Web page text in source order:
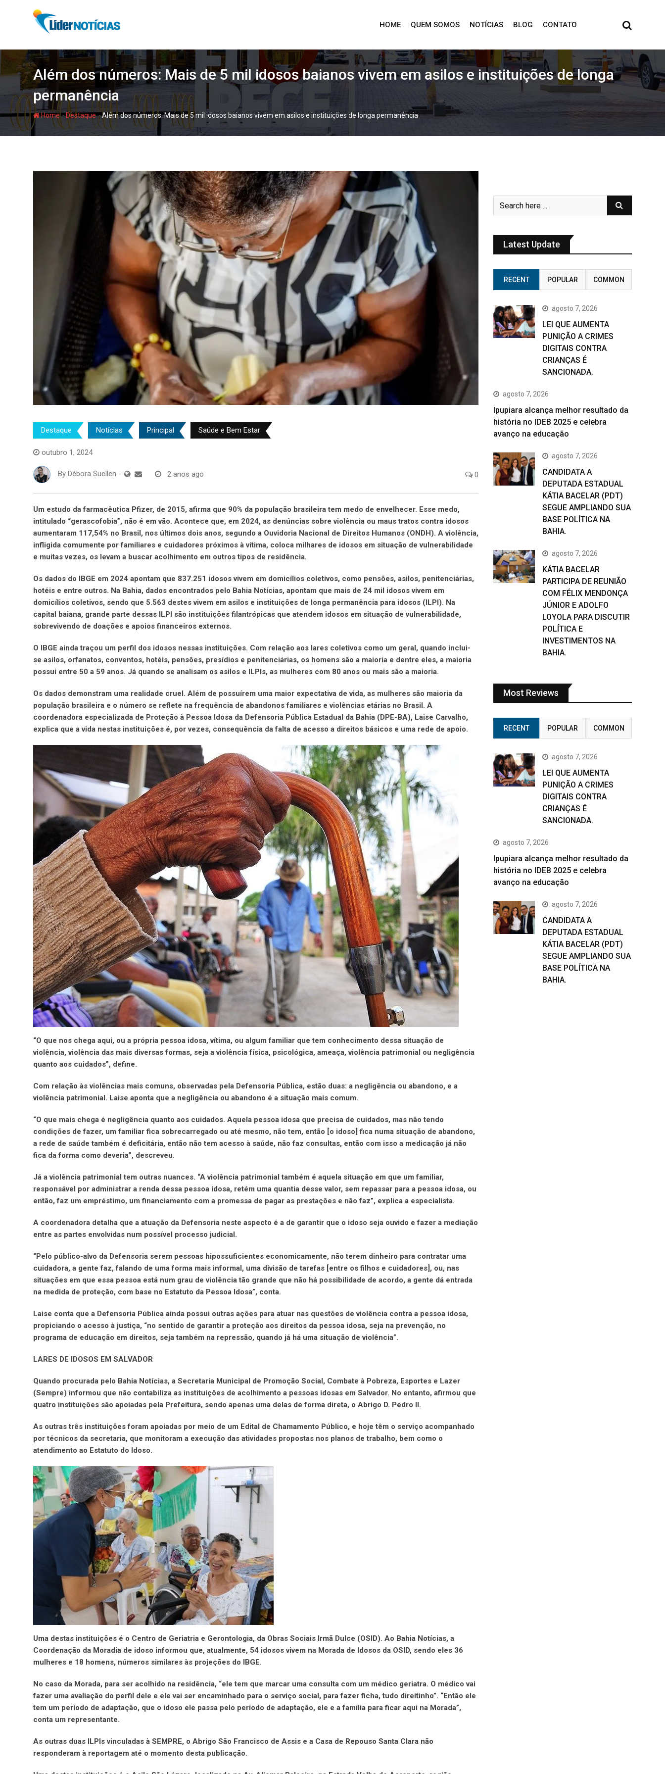
HOME QUEM SOMOS NOTÍCIAS BLOG CONTATO
Além dos números: Mais de 5 mil idosos baianos vivem em asilos e instituições de longa
permanência
Home-Destaque-Além dos números: Mais de 5 mil idosos baianos vivem em asilos e instituições de longa permanência
Destaque Notícias Principal Saúde e Bem Estar
outubro 1, 2024
By Débora Suellen - 2 anos ago 0
Um estudo da farmacêutica Pfizer, de 2015, afirma que 90% da população brasileira tem medo de envelhecer. Esse medo,
intitulado “gerascofobia”, não é em vão. Acontece que, em 2024, as denúncias sobre violência ou maus tratos contra idosos
aumentaram 117,54% no Brasil, nos últimos dois anos, segundo a Ouvidoria Nacional de Direitos Humanos (ONDH). A violência,
infligida comumente por familiares e cuidadores próximos à vítima, coloca milhares de idosos em situação de vulnerabilidade
e muitas vezes, os levam a buscar acolhimento em outros tipos de residência.
Os dados do IBGE em 2024 apontam que 837.251 idosos vivem em domicílios coletivos, como pensões, asilos, penitenciárias,
hotéis e entre outros. Na Bahia, dados encontrados pelo Bahia Notícias, apontam que mais de 24 mil idosos vivem em
domicílios coletivos, sendo que 5.563 destes vivem em asilos e instituições de longa permanência para idosos (ILPI). Na
capital baiana, grande parte dessas ILPI são instituições filantrópicas que atendem idosos em situação de vulnerabilidade,
sobrevivendo de doações e apoios financeiros externos.
O IBGE ainda traçou um perfil dos idosos nessas instituições. Com relação aos lares coletivos como um geral, quando inclui-
se asilos, orfanatos, conventos, hotéis, pensões, presídios e penitenciárias, os homens são a maioria e dentre eles, a maioria
possui entre 50 a 59 anos. Já quando se analisam os asilos e ILPIs, as mulheres com 80 anos ou mais são a maioria.
Os dados demonstram uma realidade cruel. Além de possuírem uma maior expectativa de vida, as mulheres são maioria da
população brasileira e o número se reflete na frequência de abandonos familiares e violências etárias no Brasil. A
coordenadora especializada de Proteção à Pessoa Idosa da Defensoria Pública Estadual da Bahia (DPE-BA), Laise Carvalho,
explica que a vida nestas instituições é, por vezes, consequência da falta de acesso a direitos básicos e uma rede de apoio.
“O que nos chega aqui, ou a própria pessoa idosa, vítima, ou algum familiar que tem conhecimento dessa situação de
violência, violência das mais diversas formas, seja a violência física, psicológica, ameaça, violência patrimonial ou negligência
quanto aos cuidados”, define.
Com relação às violências mais comuns, observadas pela Defensoria Pública, estão duas: a negligência ou abandono, e a
violência patrimonial. Laise aponta que a negligência ou abandono é a situação mais comum.
“O que mais chega é negligência quanto aos cuidados. Aquela pessoa idosa que precisa de cuidados, mas não tendo
condições de fazer, um familiar fica sobrecarregado ou até mesmo, não tem, então [o idoso] fica numa situação de abandono,
a rede de saúde também é deficitária, então não tem acesso à saúde, não faz consultas, então com isso a medicação já não
fica da forma como deveria”, descreveu.
Já a violência patrimonial tem outras nuances. “A violência patrimonial também é aquela situação em que um familiar,
responsável por administrar a renda dessa pessoa idosa, retém uma quantia desse valor, sem repassar para a pessoa idosa, ou
então, faz um empréstimo, um financiamento com a promessa de pagar as prestações e não faz”, explica a especialista.
A coordenadora detalha que a atuação da Defensoria neste aspecto é a de garantir que o idoso seja ouvido e fazer a mediação
entre as partes envolvidas num possível processo judicial.
“Pelo público-alvo da Defensoria serem pessoas hipossuficientes economicamente, não terem dinheiro para contratar uma
cuidadora, a gente faz, falando de uma forma mais informal, uma divisão de tarefas [entre os filhos e cuidadores], ou, nas
situações em que essa pessoa está num grau de violência tão grande que não há possibilidade de acordo, a gente dá entrada
na medida de proteção, com base no Estatuto da Pessoa Idosa”, conta.
Laise conta que a Defensoria Pública ainda possui outras ações para atuar nas questões de violência contra a pessoa idosa,
propiciando o acesso à justiça, “no sentido de garantir a proteção aos direitos da pessoa idosa, seja na prevenção, no
programa de educação em direitos, seja também na repressão, quando já há uma situação de violência”.
LARES DE IDOSOS EM SALVADOR
Quando procurada pelo Bahia Notícias, a Secretaria Municipal de Promoção Social, Combate à Pobreza, Esportes e Lazer
(Sempre) informou que não contabiliza as instituições de acolhimento a pessoas idosas em Salvador. No entanto, afirmou que
quatro instituições são apoiadas pela Prefeitura, sendo apenas uma delas de forma direta, o Abrigo D. Pedro II.
As outras três instituições foram apoiadas por meio de um Edital de Chamamento Público, e hoje têm o serviço acompanhado
por técnicos da secretaria, que monitoram a execução das atividades propostas nos planos de trabalho, bem como o
atendimento ao Estatuto do Idoso.
Uma destas instituições é o Centro de Geriatria e Gerontologia, da Obras Sociais Irmã Dulce (OSID). Ao Bahia Notícias, a
Coordenação da Moradia de idoso informou que, atualmente, 54 idosos vivem na Morada de Idosos da OSID, sendo eles 36
mulheres e 18 homens, números similares às projeções do IBGE.
No caso da Morada, para ser acolhido na residência, “ele tem que marcar uma consulta com um médico geriatra. O médico vai
fazer uma avaliação do perfil dele e ele vai ser encaminhado para o serviço social, para fazer ficha, tudo direitinho”. “Então ele
tem um período de adaptação, que o idoso ele passa pelo período de adaptação, ele e a família para ficar aqui na Morada”,
conta um representante.
As outras duas ILPIs vinculadas à SEMPRE, o Abrigo São Francisco de Assis e a Casa de Repouso Santa Clara não
responderam à reportagem até o momento desta publicação.
Latest Update
RECENT POPULAR COMMON
agosto 7, 2026
LEI QUE AUMENTA
PUNIÇÃO A CRIMES
DIGITAIS CONTRA
CRIANÇAS É
SANCIONADA.
agosto 7, 2026
Ipupiara alcança melhor resultado da
história no IDEB 2025 e celebra
avanço na educação
agosto 7, 2026
CANDIDATA A
DEPUTADA ESTADUAL
KÁTIA BACELAR (PDT)
SEGUE AMPLIANDO SUA
BASE POLÍTICA NA
BAHIA.
agosto 7, 2026
KÁTIA BACELAR
PARTICIPA DE REUNIÃO
COM FÉLIX MENDONÇA
JÚNIOR E ADOLFO
LOYOLA PARA DISCUTIR
POLÍTICA E
INVESTIMENTOS NA
BAHIA.
Most Reviews
RECENT POPULAR COMMON
agosto 7, 2026
LEI QUE AUMENTA
PUNIÇÃO A CRIMES
DIGITAIS CONTRA
CRIANÇAS É
SANCIONADA.
agosto 7, 2026
Ipupiara alcança melhor resultado da
história no IDEB 2025 e celebra
avanço na educação
agosto 7, 2026
CANDIDATA A
DEPUTADA ESTADUAL
KÁTIA BACELAR (PDT)
SEGUE AMPLIANDO SUA
BASE POLÍTICA NA
BAHIA.